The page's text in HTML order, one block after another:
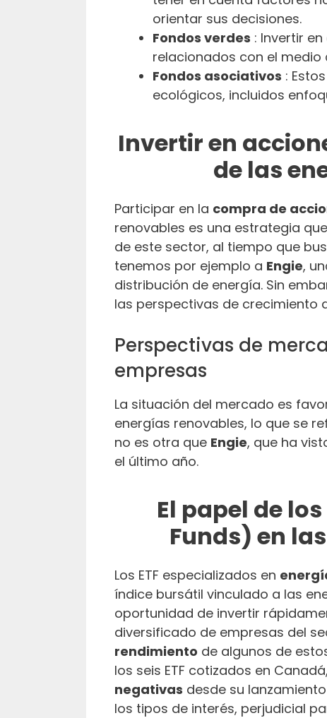
orientar sus decisiones.
Fondos verdes : Invertir
relacionados con el medio
Fondos asociativos :
ecológicos, incluidos
Invertir en
de las
Participar en la compra de
renovables es una estrategia
de este sector, al tiempo que
tenemos por ejemplo a Engie,
distribución de energía. Sin
las perspectivas de crecimiento
Perspectivas de
empresas
La situación del mercado es
energías renovables, lo que se
no es otra que Engie, que ha
el último año.
El papel de
Funds) en
Los ETF especializados en
índice bursátil vinculado a las
oportunidad de invertir
diversificado de empresas del
rendimiento de algunos de
los seis ETF cotizados en
negativas desde su
los tipos de interés, perjudicial